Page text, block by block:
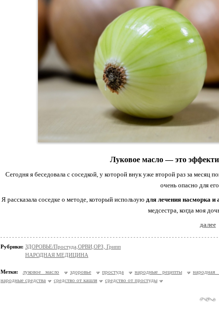
Луковое масло — это
Сегодня я беседовала с соседкой, у которой внук уже второй раз за месяц
очень опасно для
Я рассказала соседке о методе, который использую для лечения насморка и
медсестра, когда моя
далее
Рубрики: ЗДОРОВЬЕ/Простуда,ОРВИ,ОРЗ, Грипп
НАРОДНАЯ МЕДИЦИНА
Метки: луковое масло здоровье простуда народные рецепты
народная
народные средства
средство от кашля средство от простуды